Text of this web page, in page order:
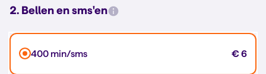
2. Bellen en sms'en
400 min/sms € 6